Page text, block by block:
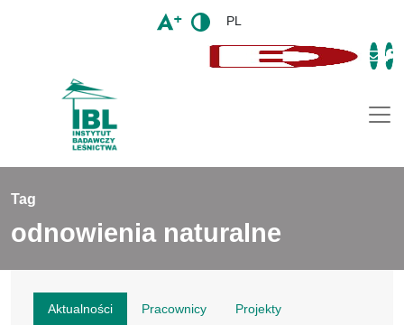
PL
Tag
odnowienia naturalne
Aktualności Pracownicy Projekty